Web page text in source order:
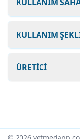
KULLANIM
KULLANIM
ÜRETİCİ